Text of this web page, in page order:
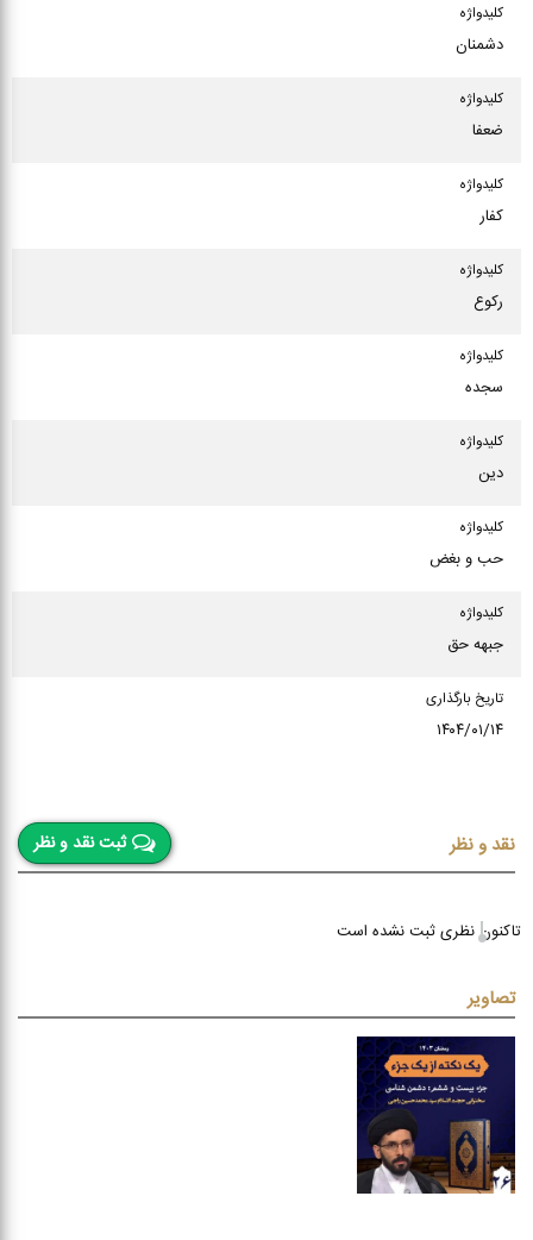
كلیدواژه
دشمنان
كلیدواژه
ضعفا
كلیدواژه
کفار
كلیدواژه
رکوع
كلیدواژه
سجده
كلیدواژه
دین
كلیدواژه
حب و بغض
كلیدواژه
جبهه حق
تاریخ بارگذاری
۱۴۰۴/۰۱/۱۴
ثبت نقد و نظر نقد و نظر
تاکنون نظری ثبت نشده است
تصاویر